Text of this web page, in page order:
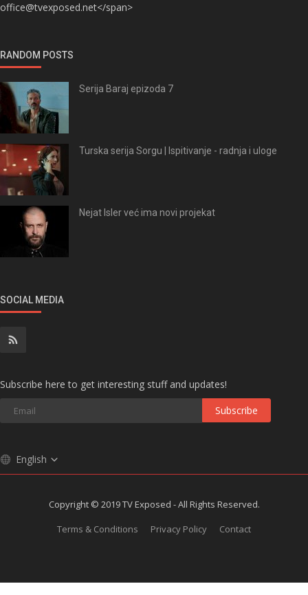
office@tvexposed.net</span>
RANDOM POSTS
Serija Baraj epizoda 7
Turska serija Sorgu | Ispitivanje - radnja i uloge
Nejat Isler već ima novi projekat
SOCIAL MEDIA
Subscribe here to get interesting stuff and updates!
Subscribe
English
Copyright © 2019 TV Exposed - All Rights Reserved.
Terms & Conditions
Privacy Policy Contact